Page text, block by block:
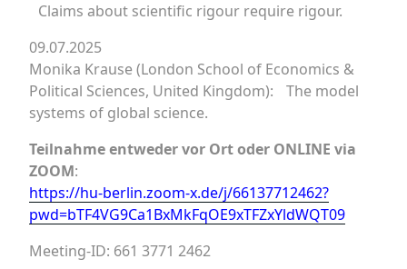
Claims about scientific rigour require rigour.
09.07.2025
Monika Krause (London School of Economics &
Political Sciences, United Kingdom): The model
systems of global science.
Teilnahme entweder vor Ort oder ONLINE via
ZOOM:
https://hu-berlin.zoom-x.de/j/66137712462?
pwd=bTF4VG9Ca1BxMkFqOE9xTFZxYldWQT09
Meeting-ID: 661 3771 2462